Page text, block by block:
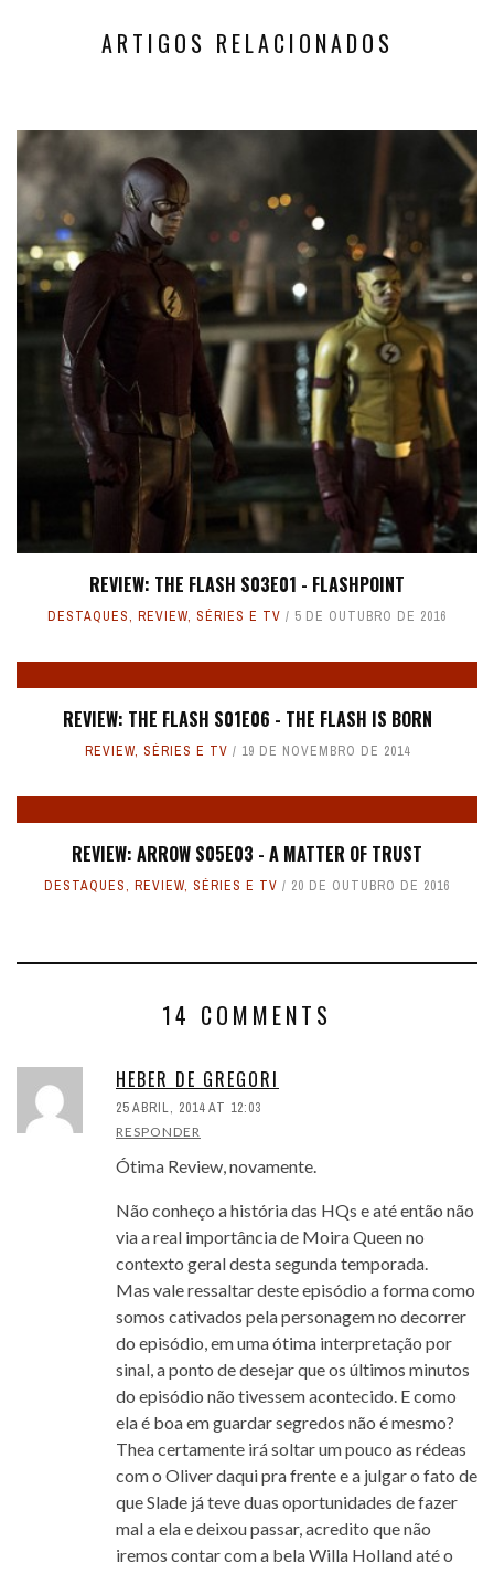
ARTIGOS RELACIONADOS
REVIEW: THE FLASH S03E01 - FLASHPOINT
DESTAQUES, REVIEW, SÉRIES E TV 5 DE OUTUBRO DE 2016
REVIEW: THE FLASH S01E06 - THE FLASH IS BORN
REVIEW, SÉRIES E TV 19 DE NOVEMBRO DE 2014
REVIEW: ARROW S05E03 - A MATTER OF TRUST
DESTAQUES, REVIEW, SÉRIES E TV 20 DE OUTUBRO DE 2016
14 COMMENTS
HEBER DE GREGORI
25 ABRIL, 2014 AT 12:03
RESPONDER
Ótima Review, novamente.
Não conheço a história das HQs e até então não
via a real importância de Moira Queen no
contexto geral desta segunda temporada.
Mas vale ressaltar deste episódio a forma como
somos cativados pela personagem no decorrer
do episódio, em uma ótima interpretação por
sinal, a ponto de desejar que os últimos minutos
do episódio não tivessem acontecido. E como
ela é boa em guardar segredos não é mesmo?
Thea certamente irá soltar um pouco as rédeas
com o Oliver daqui pra frente e a julgar o fato de
que Slade já teve duas oportunidades de fazer
mal a ela e deixou passar, acredito que não
iremos contar com a bela Willa Holland até o